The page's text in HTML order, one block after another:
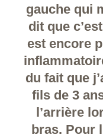
gauche qui
dit que
est encore
du fait que
fils de 3
l’arrière
bras. Pour